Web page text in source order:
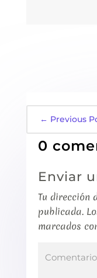
← Previous
0
Enviar
Tu dirección
publicada.
marcados